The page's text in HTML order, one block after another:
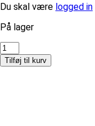
Du skal være logged in
På lager
Lille
baglygte
model
Tilføj til kurv